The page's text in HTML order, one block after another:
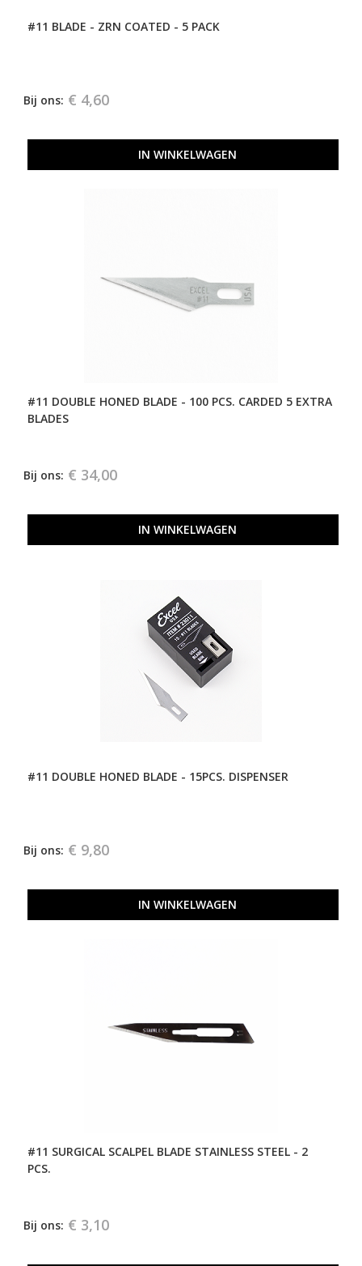
#11 BLADE - ZRN COATED - 5 PACK
Bij ons: € 4,60
IN WINKELWAGEN
#11 DOUBLE HONED BLADE - 100 PCS. CARDED 5 EXTRA
BLADES
Bij ons: € 34,00
IN WINKELWAGEN
#11 DOUBLE HONED BLADE - 15PCS. DISPENSER
Bij ons: € 9,80
IN WINKELWAGEN
#11 SURGICAL SCALPEL BLADE STAINLESS STEEL - 2
PCS.
Bij ons: € 3,10